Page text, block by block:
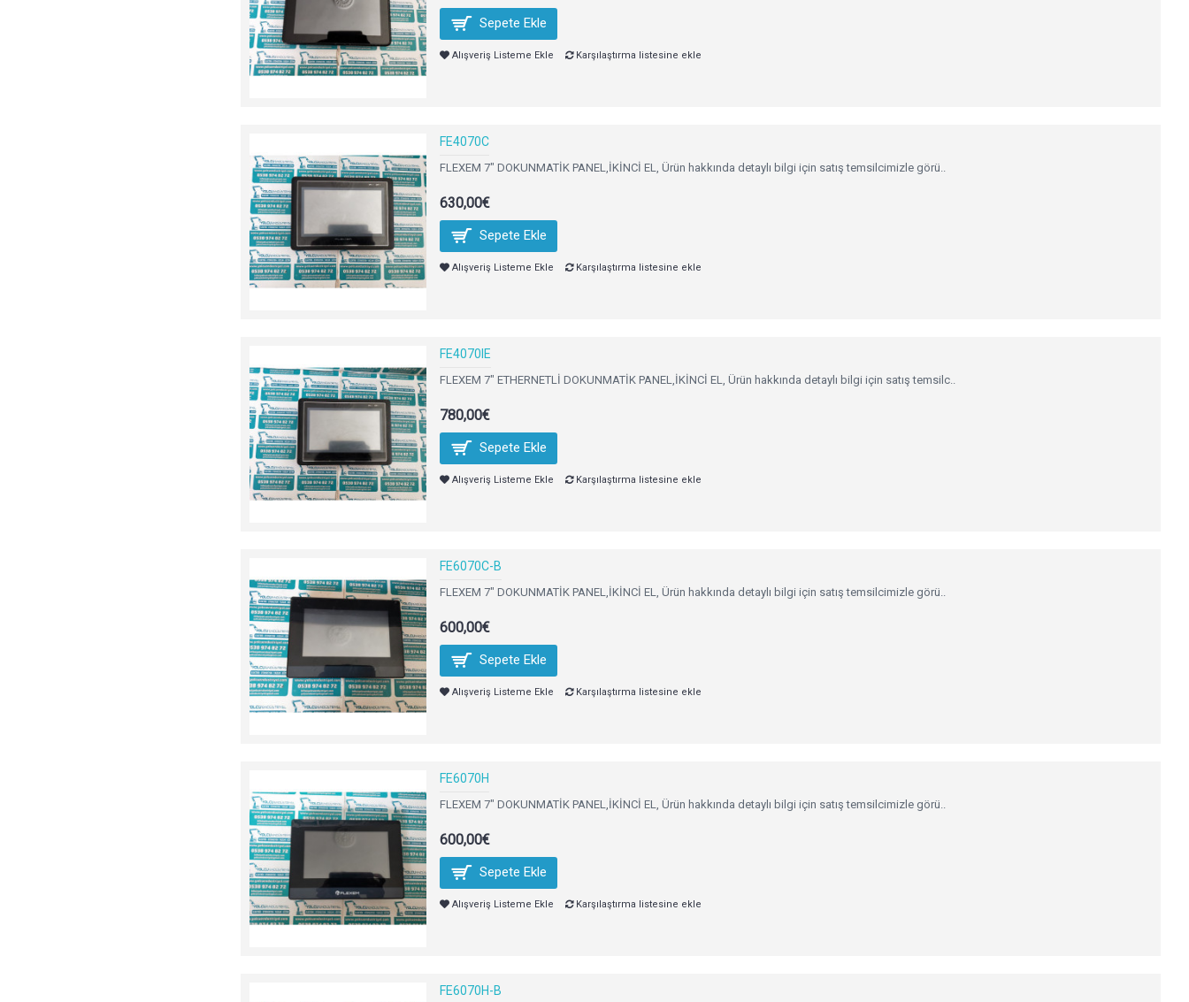
Sepete Ekle
Alışveriş Listeme Ekle Karşılaştırma listesine ekle
FE4070C
FLEXEM 7" DOKUNMATİK PANEL,İKİNCİ EL, Ürün hakkında detaylı bilgi için satış temsilcimizle görü..
630,00€
Sepete Ekle
Alışveriş Listeme Ekle Karşılaştırma listesine ekle
FE4070IE
FLEXEM 7" ETHERNETLİ DOKUNMATİK PANEL,İKİNCİ EL, Ürün hakkında detaylı bilgi için satış temsilc..
780,00€
Sepete Ekle
Alışveriş Listeme Ekle Karşılaştırma listesine ekle
FE6070C-B
FLEXEM 7" DOKUNMATİK PANEL,İKİNCİ EL, Ürün hakkında detaylı bilgi için satış temsilcimizle görü..
600,00€
Sepete Ekle
Alışveriş Listeme Ekle Karşılaştırma listesine ekle
FE6070H
FLEXEM 7" DOKUNMATİK PANEL,İKİNCİ EL, Ürün hakkında detaylı bilgi için satış temsilcimizle görü..
600,00€
Sepete Ekle
Alışveriş Listeme Ekle Karşılaştırma listesine ekle
FE6070H-B